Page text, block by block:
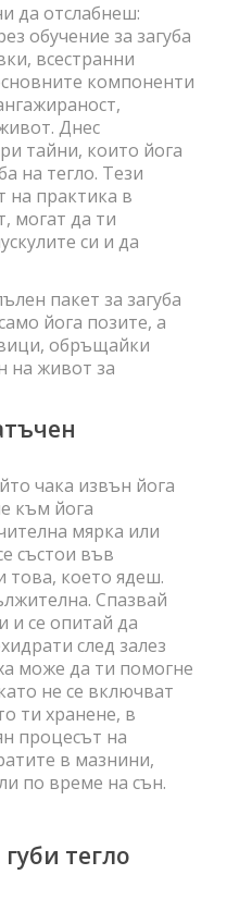
да отслабнеш:
обучение за загуба
всестранни
компоненти
Днес
тайни, които йога
на тегло. Тези
на практика в
могат да ти
си и да
пакет за загуба
йога позите, а
обръщайки
на живот за
чака извън йога
към йога
мярка или
състои във
това, което ядеш.
Спазвай
и се опитай да
след залез
може да ти помогне
не се включват
ти хранене, в
процесът на
в мазнини,
по време на сън.
тегло